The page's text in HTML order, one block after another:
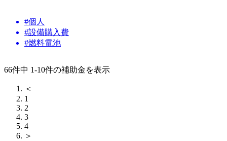
#個人
#設備購入費
#燃料電池
66件中 1-10件の補助金を表示
＜
1
2
3
4
＞